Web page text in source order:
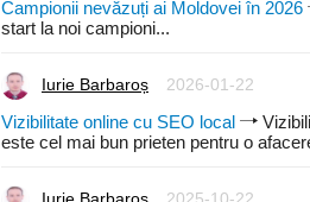
Campionii nevăzuți ai Moldovei în 2026
start la noi campioni...
Iurie Barbaroș 2026-01-22
Vizibilitate online cu SEO local
este cel mai bun prieten pentru o